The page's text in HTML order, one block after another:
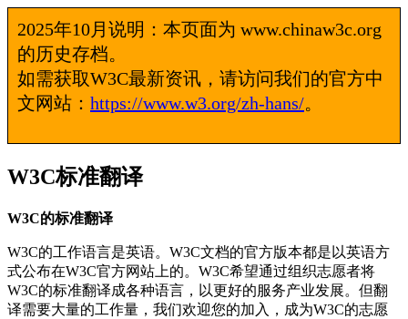
2025年10月说明：本页面为 www.chinaw3c.org
的历史存档。
如需获取W3C最新资讯，请访问我们的官方中
文网站： https://www.w3.org/zh-hans/。
W3C标准翻译
W3C的标准翻译
W3C的工作语言是英语。W3C文档的官方版本都是以英语方
式公布在W3C官方网站上的。W3C希望通过组织志愿者将
W3C的标准翻译成各种语言，以更好的服务产业发展。但翻
译需要大量的工作量，我们欢迎您的加入，成为W3C的志愿